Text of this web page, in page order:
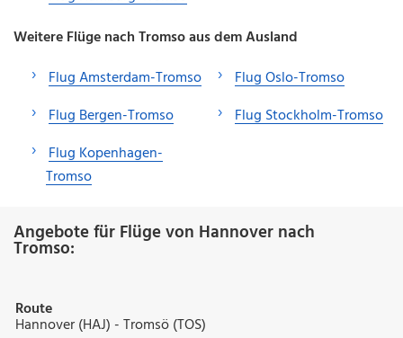
Weitere Flüge nach Tromso aus dem Ausland
Flug Amsterdam-Tromso
Flug Bergen-Tromso
Flug Kopenhagen-
Tromso
Flug Oslo-Tromso
Flug Stockholm-Tromso
Angebote für Flüge von Hannover nach
Tromso:
Route
Hannover (HAJ) - Tromsö (TOS)